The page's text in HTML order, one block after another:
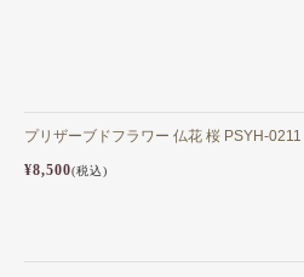
プリザーブドフラワー 仏花 桜 PSYH-0211
¥8,500(税込)